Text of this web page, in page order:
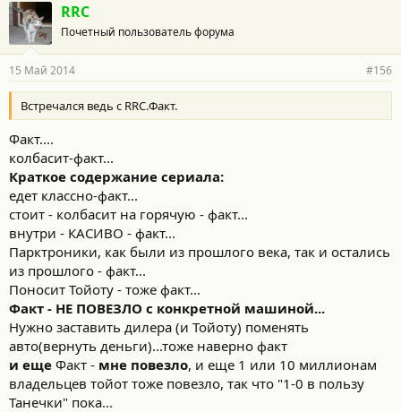
RRC
Почетный пользователь форума
15 Май 2014 #156
Встречался ведь с RRC.Факт.
Факт....
колбасит-факт...
Краткое содержание сериала:
едет классно-факт...
стоит - колбасит на горячую - факт...
внутри - КАСИВО - факт...
Парктроники, как были из прошлого века, так и остались
из прошлого - факт...
Поносит Тойоту - тоже факт...
Факт - НЕ ПОВЕЗЛО с конкретной машиной...
Нужно заставить дилера (и Тойоту) поменять
авто(вернуть деньги)...тоже наверно факт
и еще Факт - мне повезло, и еще 1 или 10 миллионам
владельцев тойот тоже повезло, так что "1-0 в пользу
Танечки" пока...